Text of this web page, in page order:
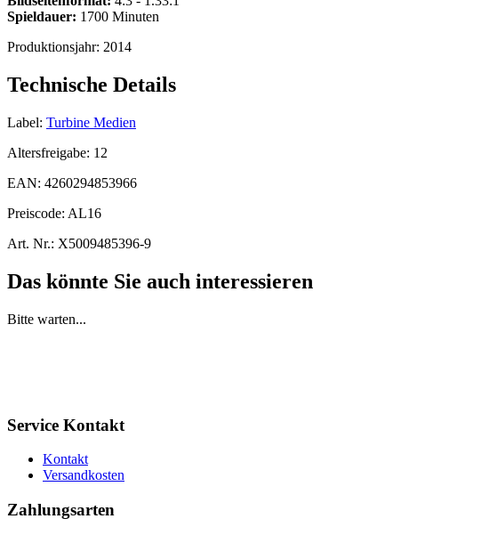
Spieldauer: 1700 Minuten
Produktionsjahr: 2014
Technische Details
Label: Turbine Medien
Altersfreigabe: 12
EAN: 4260294853966
Preiscode: AL16
Art. Nr.: X5009485396-9
Das könnte Sie auch interessieren
Bitte warten...
Service Kontakt
Kontakt
Versandkosten
Zahlungsarten